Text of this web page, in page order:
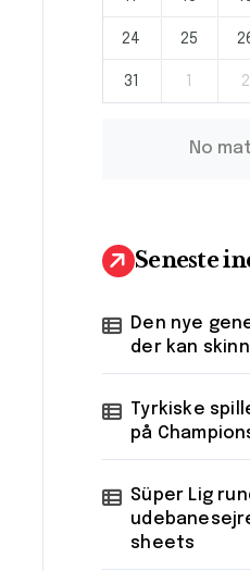
24 25
31 1 2
No
Seneste
Den nye
der kan
Tyrkiske
på
Süper Lig
sheets